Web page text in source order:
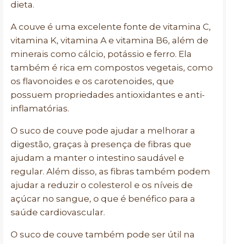
dieta.
A couve é uma excelente fonte de vitamina C,
vitamina K, vitamina A e vitamina B6, além de
minerais como cálcio, potássio e ferro. Ela
também é rica em compostos vegetais, como
os flavonoides e os carotenoides, que
possuem propriedades antioxidantes e anti-
inflamatórias.
O suco de couve pode ajudar a melhorar a
digestão, graças à presença de fibras que
ajudam a manter o intestino saudável e
regular. Além disso, as fibras também podem
ajudar a reduzir o colesterol e os níveis de
açúcar no sangue, o que é benéfico para a
saúde cardiovascular.
O suco de couve também pode ser útil na